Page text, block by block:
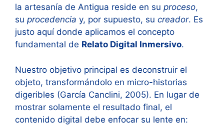
la artesanía de Antigua reside en su proceso,
su procedencia y, por supuesto, su creador. Es
justo aquí donde aplicamos el concepto
fundamental de Relato Digital Inmersivo.
Nuestro objetivo principal es deconstruir el
objeto, transformándolo en micro-historias
digeribles (García Canclini, 2005). En lugar de
mostrar solamente el resultado final, el
contenido digital debe enfocar su lente en: